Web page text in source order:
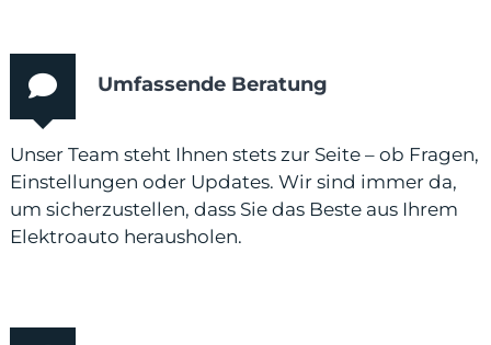
Umfassende Beratung
Unser Team steht Ihnen stets zur Seite – ob Fragen,
Einstellungen oder Updates. Wir sind immer da,
um sicherzustellen, dass Sie das Beste aus Ihrem
Elektroauto herausholen.